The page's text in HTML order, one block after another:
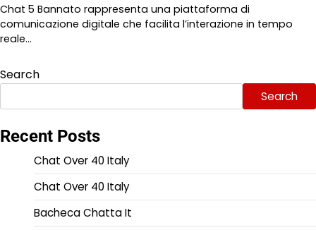
Chat 5 Bannato rappresenta una piattaforma di
comunicazione digitale che facilita l’interazione in tempo
reale…
Search
Search
Recent Posts
Chat Over 40 Italy
Chat Over 40 Italy
Bacheca Chatta It